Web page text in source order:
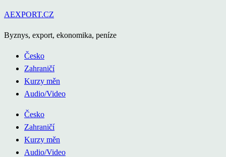
Přejít
obsahu
AEXPORT.CZ
Byznys, export, ekonomika, peníze
Česko
Zahraničí
Kurzy měn
Audio/Video
Česko
Zahraničí
Kurzy měn
Audio/Video